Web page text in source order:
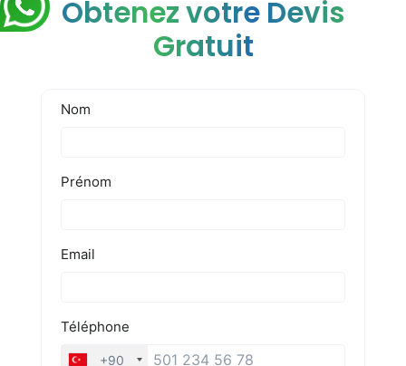
Obtenez votre Devis
Gratuit